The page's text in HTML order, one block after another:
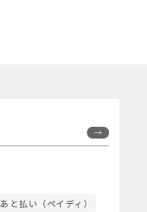
あと払い（ペイディ）